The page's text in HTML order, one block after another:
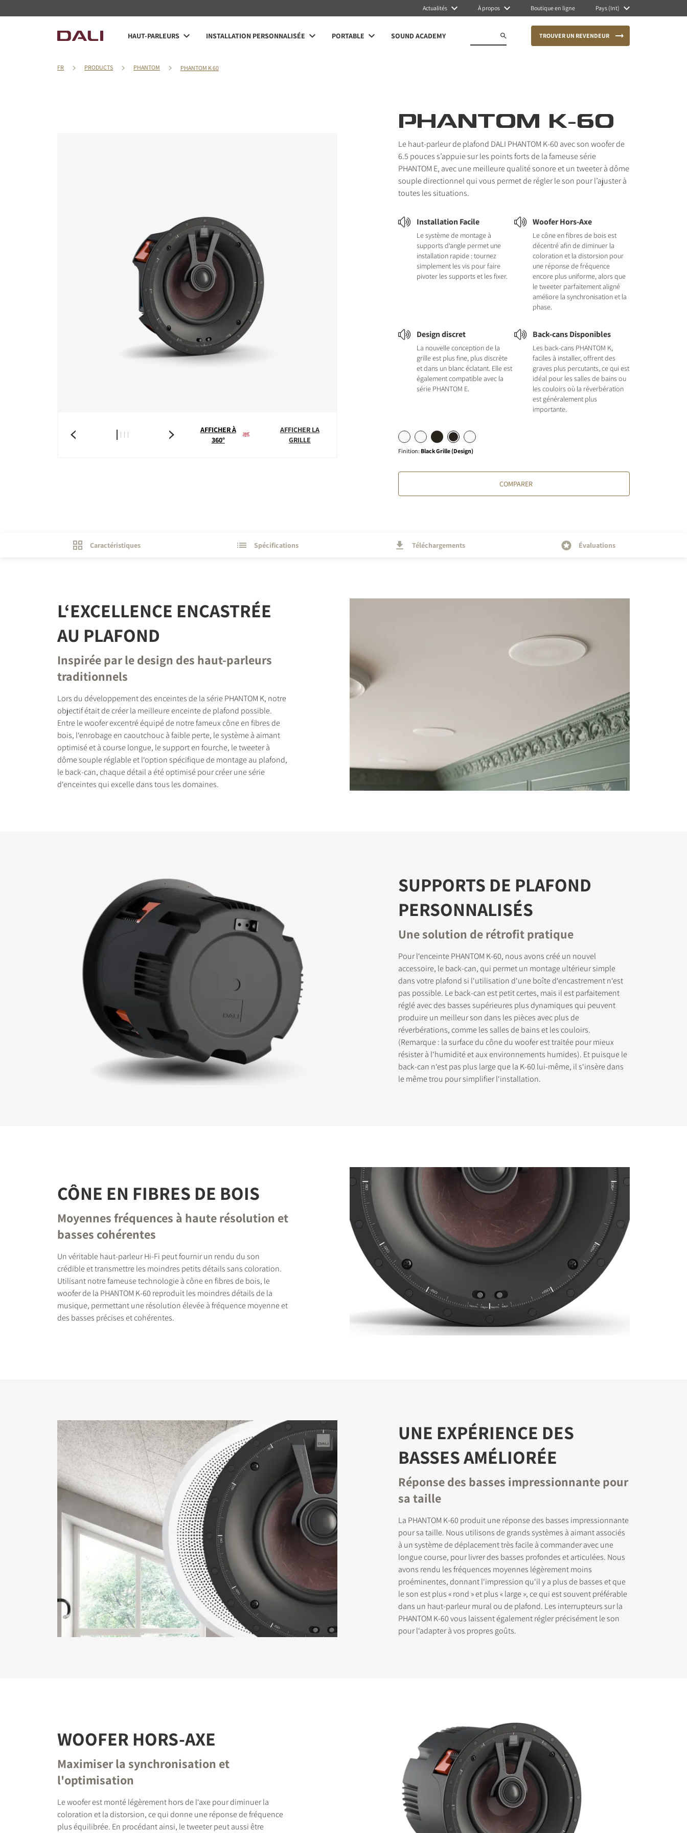
Actualités À propos Boutique en ligne Pays (Int)
HAUT-PARLEURS INSTALLATION PERSONNALISÉE PORTABLE SOUND ACADEMY TROUVER UN REVENDEUR
FR PRODUCTS PHANTOM PHANTOM K 60
AFFICHER À
360°
AFFICHER LA
GRILLE
PHANTOM K-60
Le haut-parleur de plafond DALI PHANTOM K-60 avec son woofer de
6.5 pouces s’appuie sur les points forts de la fameuse série
PHANTOM E, avec une meilleure qualité sonore et un tweeter à dôme
souple directionnel qui vous permet de régler le son pour l’ajuster à
toutes les situations.
Installation Facile
Le système de montage à
supports d‘angle permet une
installation rapide : tournez
simplement les vis pour faire
pivoter les supports et les fixer.
Woofer Hors-Axe
Le cône en fibres de bois est
décentré afin de diminuer la
coloration et la distorsion pour
une réponse de fréquence
encore plus uniforme, alors que
le tweeter parfaitement aligné
améliore la synchronisation et la
phase.
Design discret
La nouvelle conception de la
grille est plus fine, plus discrète
et dans un blanc éclatant. Elle est
également compatible avec la
série PHANTOM E.
Back-cans Disponibles
Les back-cans PHANTOM K,
faciles à installer, offrent des
graves plus percutants, ce qui est
idéal pour les salles de bains ou
les couloirs où la réverbération
est généralement plus
importante.
Finition: Black Grille (Design)
COMPARER
COMPARER LES PRODUITS
Caractéristiques Spécifications Téléchargements Évaluations
L‘EXCELLENCE ENCASTRÉE
AU PLAFOND
Inspirée par le design des haut-parleurs
traditionnels
Lors du développement des enceintes de la série PHANTOM K, notre
objectif était de créer la meilleure enceinte de plafond possible.
Entre le woofer excentré équipé de notre fameux cône en fibres de
bois, l‘enrobage en caoutchouc à faible perte, le système à aimant
optimisé et à course longue, le support en fourche, le tweeter à
dôme souple réglable et l‘option spécifique de montage au plafond,
le back-can, chaque détail a été optimisé pour créer une série
d‘enceintes qui excelle dans tous les domaines.
SUPPORTS DE PLAFOND
PERSONNALISÉS
Une solution de rétrofit pratique
Pour l‘enceinte PHANTOM K-60, nous avons créé un nouvel
accessoire, le back-can, qui permet un montage ultérieur simple
dans votre plafond si l‘utilisation d‘une boîte d‘encastrement n‘est
pas possible. Le back-can est petit certes, mais il est parfaitement
réglé avec des basses supérieures plus dynamiques qui peuvent
produire un meilleur son dans les pièces avec plus de
réverbérations, comme les salles de bains et les couloirs.
(Remarque : la surface du cône du woofer est traitée pour mieux
résister à l‘humidité et aux environnements humides). Et puisque le
back-can n‘est pas plus large que la K-60 lui-même, il s‘insère dans
le même trou pour simplifier l‘installation.
CÔNE EN FIBRES DE BOIS
Moyennes fréquences à haute résolution et
basses cohérentes
Un véritable haut-parleur Hi-Fi peut fournir un rendu du son
crédible et transmettre les moindres petits détails sans coloration.
Utilisant notre fameuse technologie à cône en fibres de bois, le
woofer de la PHANTOM K-60 reproduit les moindres détails de la
musique, permettant une résolution élevée à fréquence moyenne et
des basses précises et cohérentes.
UNE EXPÉRIENCE DES
BASSES AMÉLIORÉE
Réponse des basses impressionnante pour
sa taille
La PHANTOM K-60 produit une réponse des basses impressionnante
pour sa taille. Nous utilisons de grands systèmes à aimant associés
à un système de déplacement très facile à commander avec une
longue course, pour livrer des basses profondes et articulées. Nous
avons rendu les fréquences moyennes légèrement moins
proéminentes, donnant l‘impression qu‘il y a plus de basses et que
le son est plus « rond » et plus « large », ce qui est souvent préférable
dans un haut-parleur mural ou de plafond. Les interrupteurs sur la
PHANTOM K-60 vous laissent également régler précisément le son
pour l‘adapter à vos propres goûts.
WOOFER HORS-AXE
Maximiser la synchronisation et
l'optimisation
Le woofer est monté légèrement hors de l‘axe pour diminuer la
coloration et la distorsion, ce qui donne une réponse de fréquence
plus équilibrée. En procédant ainsi, le tweeter peut aussi être
INSCRIVEZ-VOUS POUR ACCÉDER AUX
TÉLÉCHARGEMENTS
Remplissez ce formulaire pour accéder directement à tous les fichiers en téléchargement
verrouillés de notre site Web.